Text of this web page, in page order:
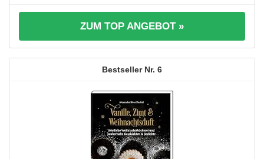
ZUM TOP ANGEBOT »
6